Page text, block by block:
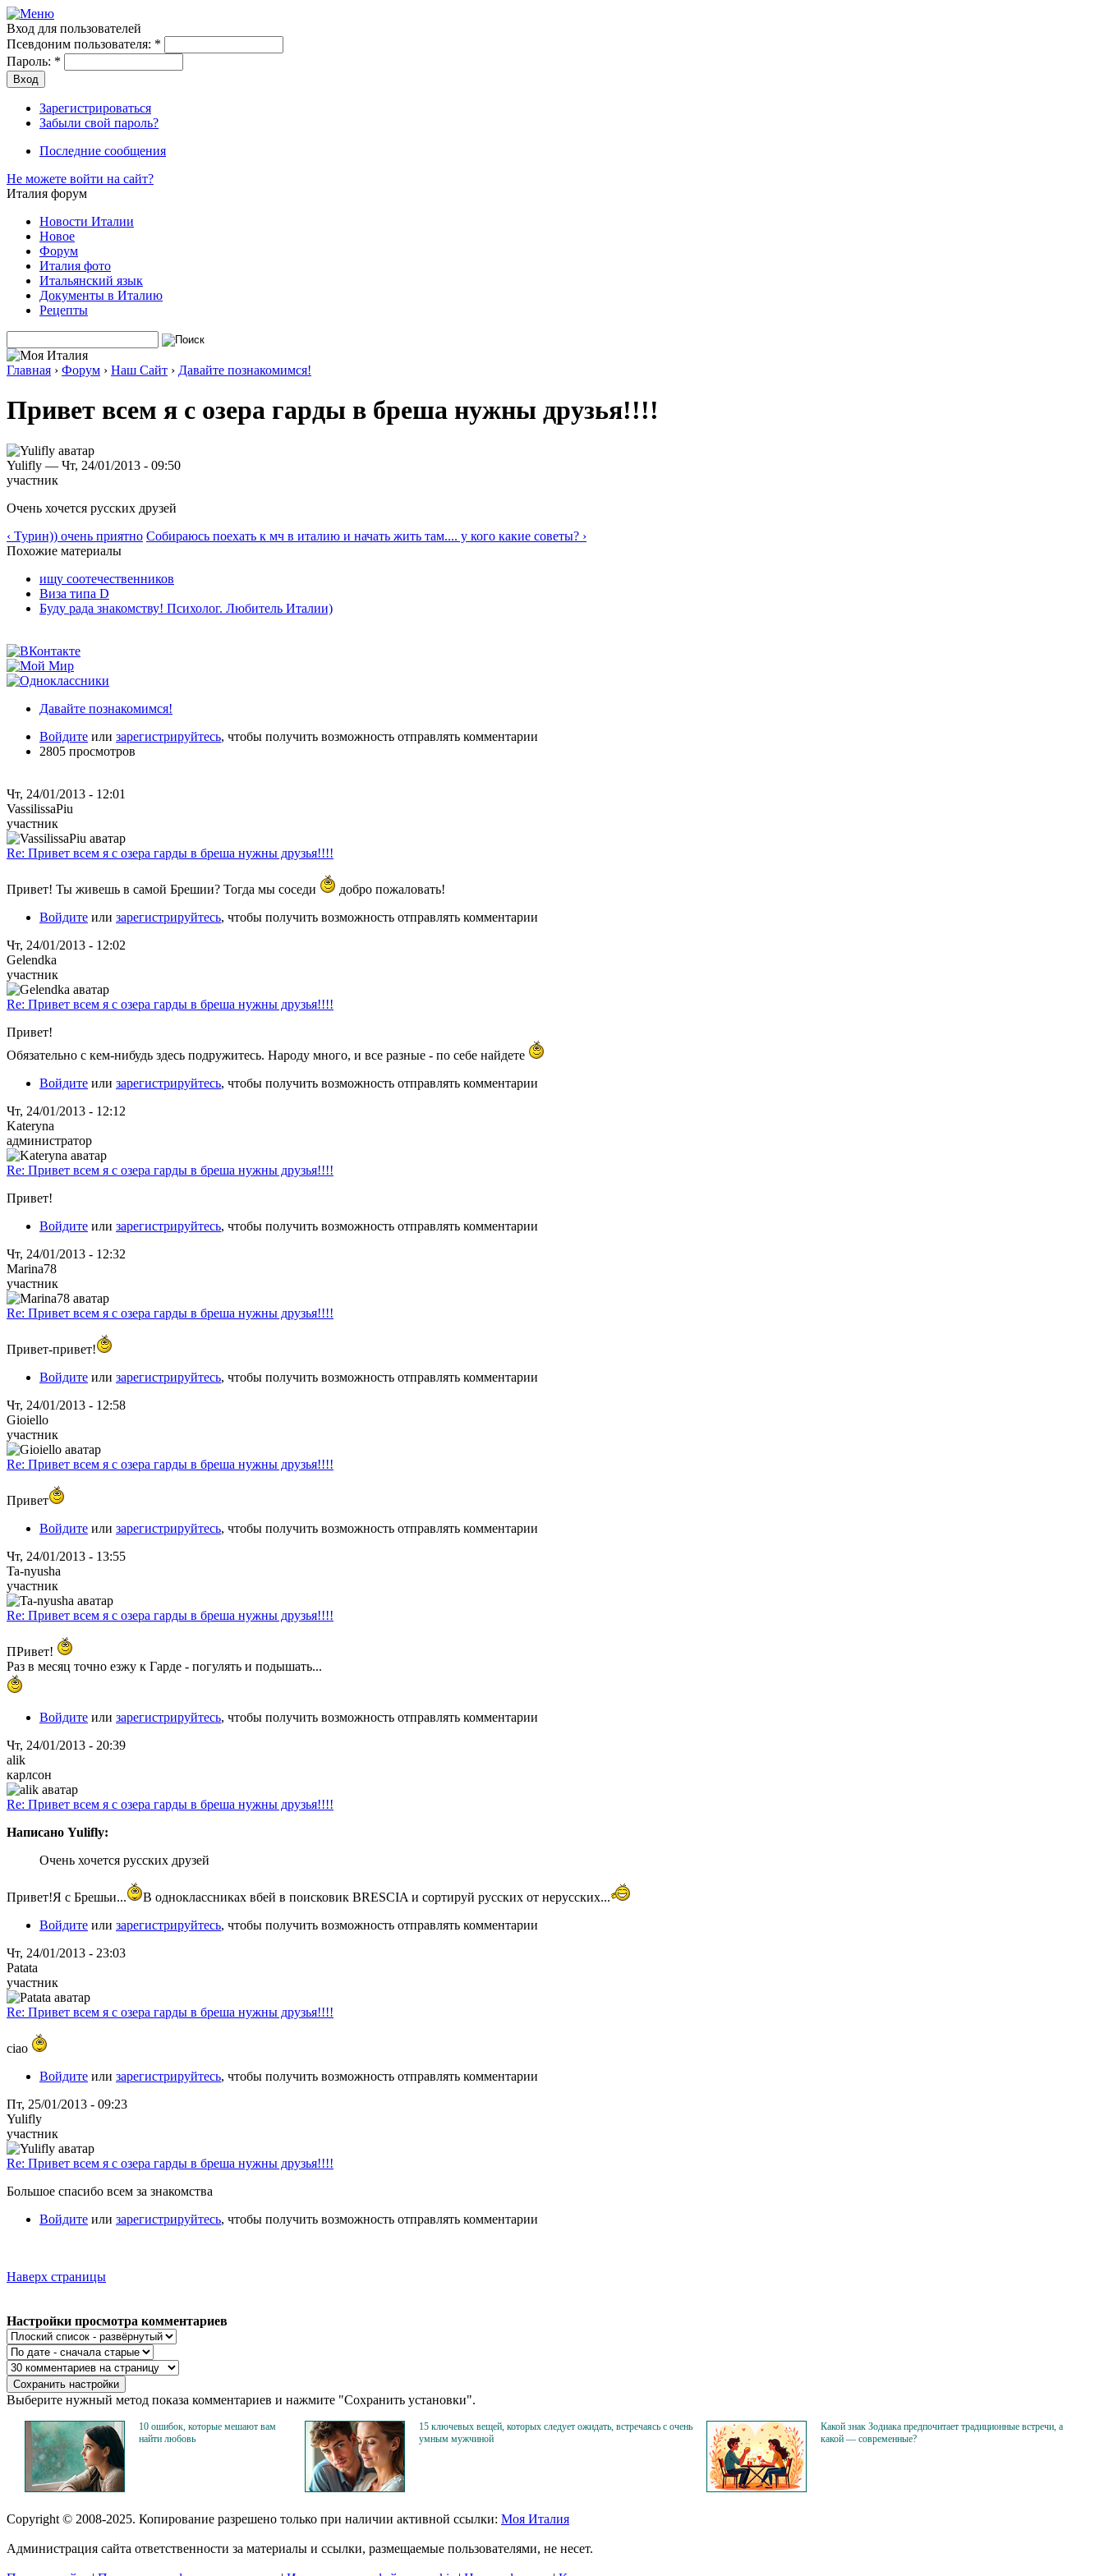
Вход для пользователей
Псевдоним пользователя: *
Пароль: *
Зарегистрироваться
Забыли свой пароль?
Последние сообщения
Не можете войти на сайт?
Италия форум
Новости Италии
Новое
Форум
Италия фото
Итальянский язык
Документы в Италию
Рецепты
Главная › Форум › Наш Сайт › Давайте познакомимся!
Привет всем я с озера гарды в бреша нужны друзья!!!!
Yulifly — Чт, 24/01/2013 - 09:50
участник
Очень хочется русских друзей
‹ Турин)) очень приятно Собираюсь поехать к мч в италию и начать жить там.... у кого какие советы? ›
Похожие материалы
ищу соотечественников
Виза типа D
Буду рада знакомству! Психолог. Любитель Италии)
Давайте познакомимся!
Войдите или зарегистрируйтесь, чтобы получить возможность отправлять комментарии
2805 просмотров
Чт, 24/01/2013 - 12:01
VassilissaPiu
участник
Re: Привет всем я с озера гарды в бреша нужны друзья!!!!
Привет! Ты живешь в самой Брешии? Тогда мы соседи
добро пожаловать!
Войдите или зарегистрируйтесь, чтобы получить возможность отправлять комментарии
Чт, 24/01/2013 - 12:02
Gelendka
участник
Re: Привет всем я с озера гарды в бреша нужны друзья!!!!
Привет!
Обязательно с кем-нибудь здесь подружитесь. Народу много, и все разные - по себе найдете
Войдите или зарегистрируйтесь, чтобы получить возможность отправлять комментарии
Чт, 24/01/2013 - 12:12
Kateryna
администратор
Re: Привет всем я с озера гарды в бреша нужны друзья!!!!
Привет!
Войдите или зарегистрируйтесь, чтобы получить возможность отправлять комментарии
Чт, 24/01/2013 - 12:32
Marina78
участник
Re: Привет всем я с озера гарды в бреша нужны друзья!!!!
Привет-привет!
Войдите или зарегистрируйтесь, чтобы получить возможность отправлять комментарии
Чт, 24/01/2013 - 12:58
Gioiello
участник
Re: Привет всем я с озера гарды в бреша нужны друзья!!!!
Привет
Войдите или зарегистрируйтесь, чтобы получить возможность отправлять комментарии
Чт, 24/01/2013 - 13:55
Ta-nyusha
участник
Re: Привет всем я с озера гарды в бреша нужны друзья!!!!
ПРивет!
Раз в месяц точно езжу к Гарде - погулять и подышать...
Войдите или зарегистрируйтесь, чтобы получить возможность отправлять комментарии
Чт, 24/01/2013 - 20:39
alik
карлсон
Re: Привет всем я с озера гарды в бреша нужны друзья!!!!
Написано Yulifly:
Очень хочется русских друзей
Привет!Я с Брешьи...
В одноклассниках вбей в поисковик BRESCIA и сортируй русских от нерусских...
Войдите или зарегистрируйтесь, чтобы получить возможность отправлять комментарии
Чт, 24/01/2013 - 23:03
Patata
участник
Re: Привет всем я с озера гарды в бреша нужны друзья!!!!
ciao
Войдите или зарегистрируйтесь, чтобы получить возможность отправлять комментарии
Пт, 25/01/2013 - 09:23
Yulifly
участник
Re: Привет всем я с озера гарды в бреша нужны друзья!!!!
Большое спасибо всем за знакомства
Войдите или зарегистрируйтесь, чтобы получить возможность отправлять комментарии
Наверх страницы
Настройки просмотра комментариев
Выберите нужный метод показа комментариев и нажмите "Сохранить установки".
10 ошибок, которые мешают вам
найти любовь
15 ключевых вещей, которых следует ожидать, встречаясь с очень
умным мужчиной
Какой знак Зодиака предпочитает традиционные встречи, а
какой — современные?
Copyright © 2008-2025. Копирование разрешено только при наличии активной ссылки: Моя Италия
Администрация сайта ответственности за материалы и ссылки, размещаемые пользователями, не несет.